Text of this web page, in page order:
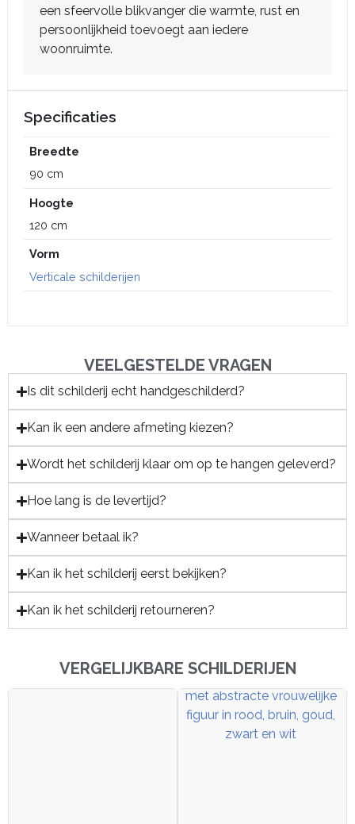
een sfeervolle blikvanger die warmte, rust en
persoonlijkheid toevoegt aan iedere
woonruimte.
Specificaties
Breedte
90 cm
Hoogte
120 cm
Vorm
Verticale schilderijen
VEELGESTELDE VRAGEN
Is dit schilderij echt handgeschilderd?
Kan ik een andere afmeting kiezen?
Wordt het schilderij klaar om op te hangen geleverd?
Hoe lang is de levertijd?
Wanneer betaal ik?
Kan ik het schilderij eerst bekijken?
Kan ik het schilderij retourneren?
VERGELIJKBARE SCHILDERIJEN